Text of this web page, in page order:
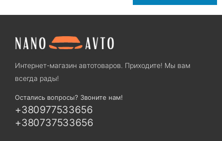
Интернет-магазин автотоваров. Приходите! Мы вам
всегда рады!
Остались вопросы? Звоните нам!
+380977533656
+380737533656